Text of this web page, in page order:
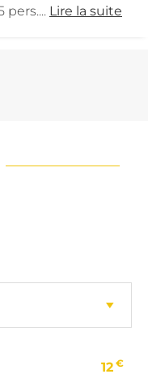
Lire la suite
12 €